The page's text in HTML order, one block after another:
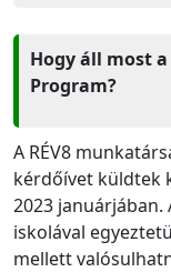
Hogy áll most
Program?
A RÉV8
kérdőívet küldtek
2023
iskolával
mellett